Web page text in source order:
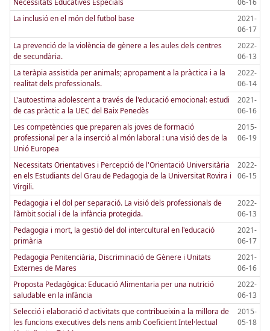
Necessitats Educatives Especials
06-16
La inclusió en el món del futbol base
2021-
06-17
La prevenció de la violència de gènere a les aules dels centres
de secundària.
2022-
06-13
La teràpia assistida per animals; apropament a la pràctica i a la
realitat dels professionals.
2022-
06-14
L'autoestima adolescent a través de l'educació emocional: estudi
de cas pràctic a la UEC del Baix Penedès
2021-
06-16
Les competències que preparen als joves de formació
professional per a la inserció al món laboral : una visió des de la
Unió Europea
2015-
06-19
Necessitats Orientatives i Percepció de l'Orientació Universitària
en els Estudiants del Grau de Pedagogia de la Universitat Rovira i
Virgili.
2022-
06-15
Pedagogia i el dol per separació. La visió dels professionals de
l'àmbit social i de la infància protegida.
2022-
06-13
Pedagogia i mort, la gestió del dol intercultural en l'educació
primària
2021-
06-17
Pedagogia Penitenciària, Discriminació de Gènere i Unitats
Externes de Mares
2021-
06-16
Proposta Pedagògica: Educació Alimentaria per una nutrició
saludable en la infància
2022-
06-13
Selecció i elaboració d'activitats que contribueixin a la millora de
les funcions executives dels nens amb Coeficient Intel·lectual
2015-
05-18